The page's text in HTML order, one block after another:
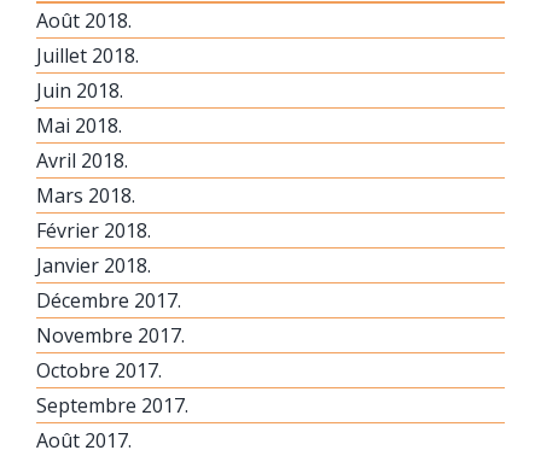
Août 2018.
Juillet 2018.
Juin 2018.
Mai 2018.
Avril 2018.
Mars 2018.
Février 2018.
Janvier 2018.
Décembre 2017.
Novembre 2017.
Octobre 2017.
Septembre 2017.
Août 2017.